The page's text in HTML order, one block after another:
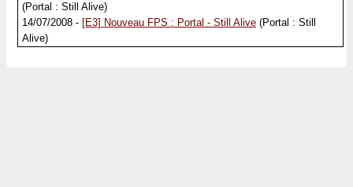
(Portal : Still Alive)
14/07/2008 - [E3] Nouveau FPS : Portal - Still Alive (Portal : Still
Alive)